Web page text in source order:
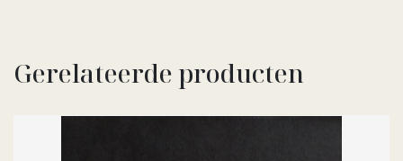
Gerelateerde producten